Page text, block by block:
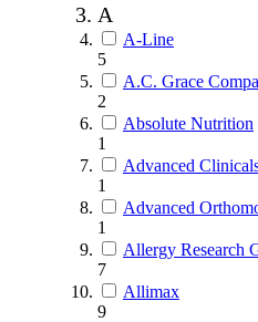
A
A-Line
5
A.C. Grace
2
Absolute Nutrition
1
Advanced
1
Advanced
1
Allergy Research
7
Allimax
9